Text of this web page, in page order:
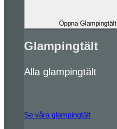
Öppna Glampingtält
Glampingtält
Alla glampingtält
Se våra glampingtält